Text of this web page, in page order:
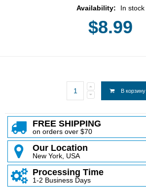
Availability: In stock
$8.99
В корзину
FREE SHIPPING
on orders over $70
Our Location
New York, USA
Processing Time
1-2 Business Days